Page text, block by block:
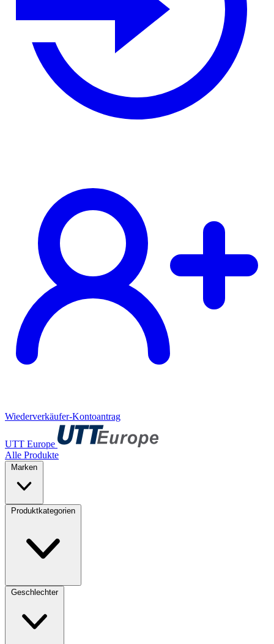
Wiederverkäufer-Kontoantrag
UTT Europe
Alle Produkte
Marken
Produktkategorien
Geschlechter